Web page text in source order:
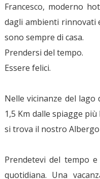
Francesco, moderno
dagli ambienti rinnovati
sono sempre di casa.
Prendersi del tempo.
Essere felici.
Nelle vicinanze del
1,5 Km dalle spiagge
si trova il nostro
Prendetevi del tempo
quotidiana. Una